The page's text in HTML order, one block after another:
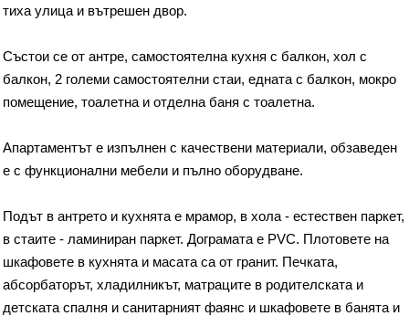
тиха улица и вътрешен двор.
Състои се от антре, самостоятелна кухня с балкон, хол с
балкон, 2 големи самостоятелни стаи, едната с балкон, мокро
помещение, тоалетна и отделна баня с тоалетна.
Апартаментът е изпълнен с качествени материали, обзаведен
е с функционални мебели и пълно оборудване.
Подът в антрето и кухнята е мрамор, в хола - естествен паркет,
в стаите - ламиниран паркет. Дограмата е PVС. Плотовете на
шкафовете в кухнята и масата са от гранит. Печката,
абсорбаторът, хладилникът, матраците в родителската и
детската спалня и санитарният фаянс и шкафовете в банята и